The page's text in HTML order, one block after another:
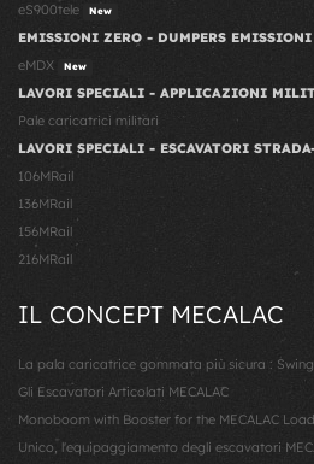
eS900tele New
EMISSIONI ZERO - DUMPERS EMISSIONI
eMDX
New
LAVORI SPECIALI - APPLICAZIONI
Pale caricatrici militari
LAVORI SPECIALI - ESCAVATORI
106MRail
136MRail
156MRail
216MRail
IL CONCEPT MECALAC
La pala caricatrice gommata più sicura : Swing
Gli Escavatori Articolati MECALAC
Monoboom with Booster for the MECALAC
Unico, l'equipaggiamento degli escavatori